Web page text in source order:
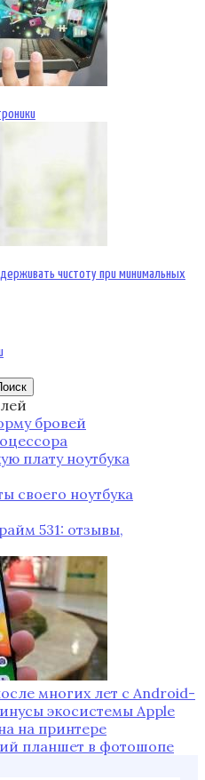
чистоту при минимальных
бровей
плату ноутбука
своего ноутбука
531: отзывы,
многих лет с Android-
экосистемы Apple
на принтере
планшет в фотошопе